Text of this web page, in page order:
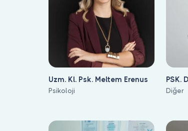
Uzm. Kl. Psk. Meltem Erenus
Psikoloji
PSK.
Turan
Diğer